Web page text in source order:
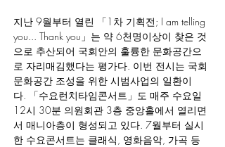
지난 9월부터 열린 「1차 기획전; I am telling
you... Thank you」는 약 6천명이상이 찾은 것
으로 추산되어 국회안의 훌륭한 문화공간으
로 자리매김했다는 평가다. 이번 전시는 국회
문화공간 조성을 위한 시범사업의 일환이
다. 「수요런치타임콘서트」도 매주 수요일
12시 30분 의원회관 3층 중앙홀에서 열리면
서 매니아층이 형성되고 있다. 7월부터 실시
한 수요콘서트는 클래식, 영화음악, 가곡 등